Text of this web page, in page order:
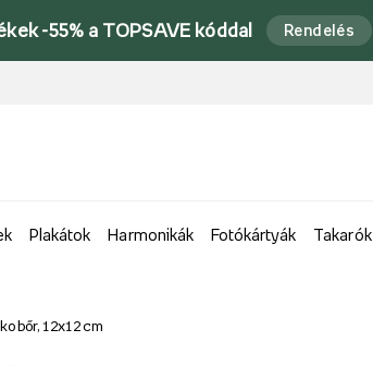
-55% a TOPSAVE kóddal Rendelés
Plakátok Harmonikák Fotókártyák Takarók
bőr, 12x12 cm